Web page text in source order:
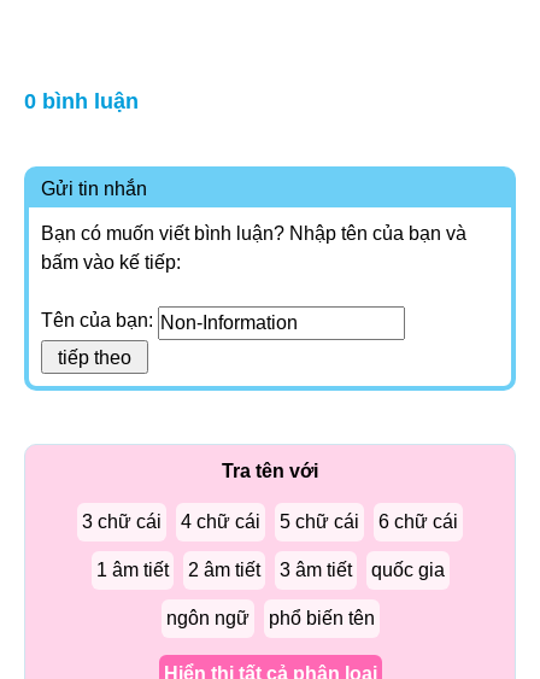
0 bình luận
Gửi tin nhắn
Bạn có muốn viết bình luận? Nhập tên của bạn và
bấm vào kế tiếp:
Tên của bạn:
Tra tên với
3 chữ cái 4 chữ cái 5 chữ cái 6 chữ cái
1 âm tiết 2 âm tiết 3 âm tiết quốc gia
ngôn ngữ phổ biến tên
Hiển thị tất cả phân loại